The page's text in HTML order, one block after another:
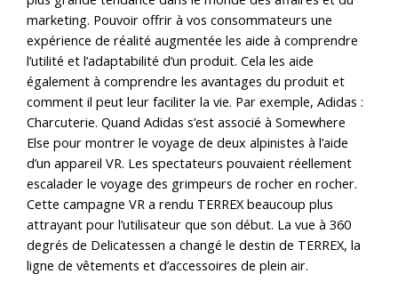
marketing. Pouvoir offrir à vos consommateurs une
expérience de réalité augmentée les aide à comprendre
l’utilité et l’adaptabilité d’un produit. Cela les aide
également à comprendre les avantages du produit et
comment il peut leur faciliter la vie. Par exemple, Adidas :
Charcuterie. Quand Adidas s’est associé à Somewhere
Else pour montrer le voyage de deux alpinistes à l’aide
d’un appareil VR. Les spectateurs pouvaient réellement
escalader le voyage des grimpeurs de rocher en rocher.
Cette campagne VR a rendu TERREX beaucoup plus
attrayant pour l’utilisateur que son début. La vue à 360
degrés de Delicatessen a changé le destin de TERREX, la
ligne de vêtements et d’accessoires de plein air.